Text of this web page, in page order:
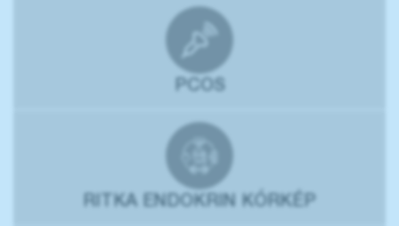
PCOS
RITKA ENDOKRIN KÓRKÉP